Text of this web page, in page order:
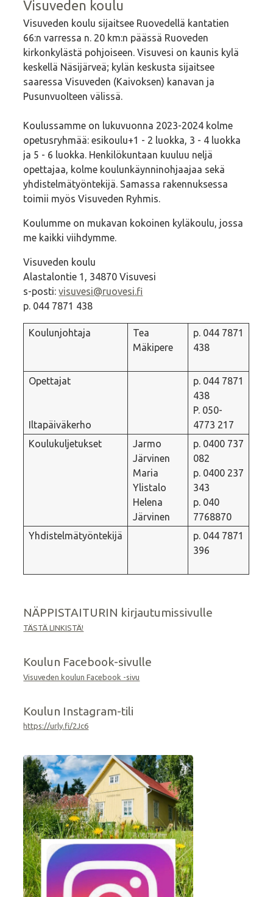
Visuveden koulu
Visuveden koulu sijaitsee Ruovedellä kantatien
66:n varressa n. 20 km:n päässä Ruoveden
kirkonkylästä pohjoiseen. Visuvesi on kaunis kylä
keskellä Näsijärveä; kylän keskusta sijaitsee
saaressa Visuveden (Kaivoksen) kanavan ja
Pusunvuolteen välissä.
Koulussamme on lukuvuonna 2023-2024 kolme
opetusryhmää: esikoulu+1 - 2 luokka, 3 - 4 luokka
ja 5 - 6 luokka. Henkilökuntaan kuuluu neljä
opettajaa, kolme koulunkäynninohjaajaa sekä
yhdistelmätyöntekijä. Samassa rakennuksessa
toimii myös Visuveden Ryhmis.
Koulumme on mukavan kokoinen kyläkoulu, jossa
me kaikki viihdymme.
Visuveden koulu
Alastalontie 1, 34870 Visuvesi
s-posti:visuvesi@ruovesi.fi
p. 044 7871 438
Koulunjohtaja
Tea
Mäkipere
p. 044 7871
438
Opettajat
Iltapäiväkerho
p. 044 7871
438
P. 050-
4773 217
Koulukuljetukset
Jarmo
Järvinen
Maria
Ylistalo
Helena
Järvinen
p. 0400 737
082
p. 0400 237
343
p. 040
7768870
Yhdistelmätyöntekijä
p. 044 7871
396
NÄPPISTAITURIN kirjautumissivulle
TÄSTÄ LINKISTÄ!
Koulun Facebook-sivulle
Visuveden koulun Facebook -sivu
Koulun Instagram-tili
https://urly.fi/2Jc6